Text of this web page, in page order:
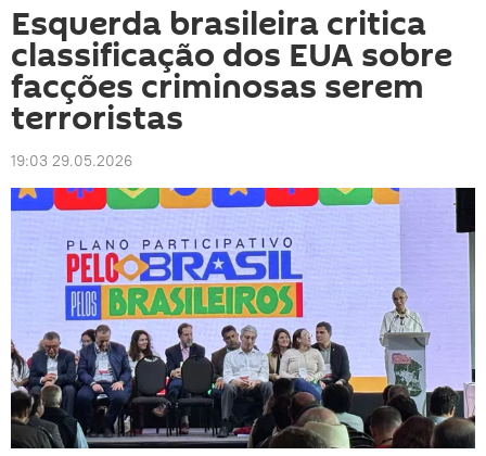
Esquerda brasileira critica
classificação dos EUA sobre
facções criminosas serem
terroristas
19:03 29.05.2026